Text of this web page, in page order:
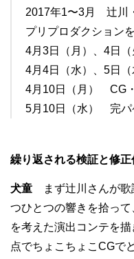
2017年1〜3月 辻川
プリプロダクション
4月3日（月）、4日
4月4日（水）、5日
4月10日（月） CG
5月10日（水） 完パ
繰り返される検証と修正
犬童 まず辻川さんが歌
つひとつの響きを拾っ
を考えた演出コンテを
点でちょこちょこCGで